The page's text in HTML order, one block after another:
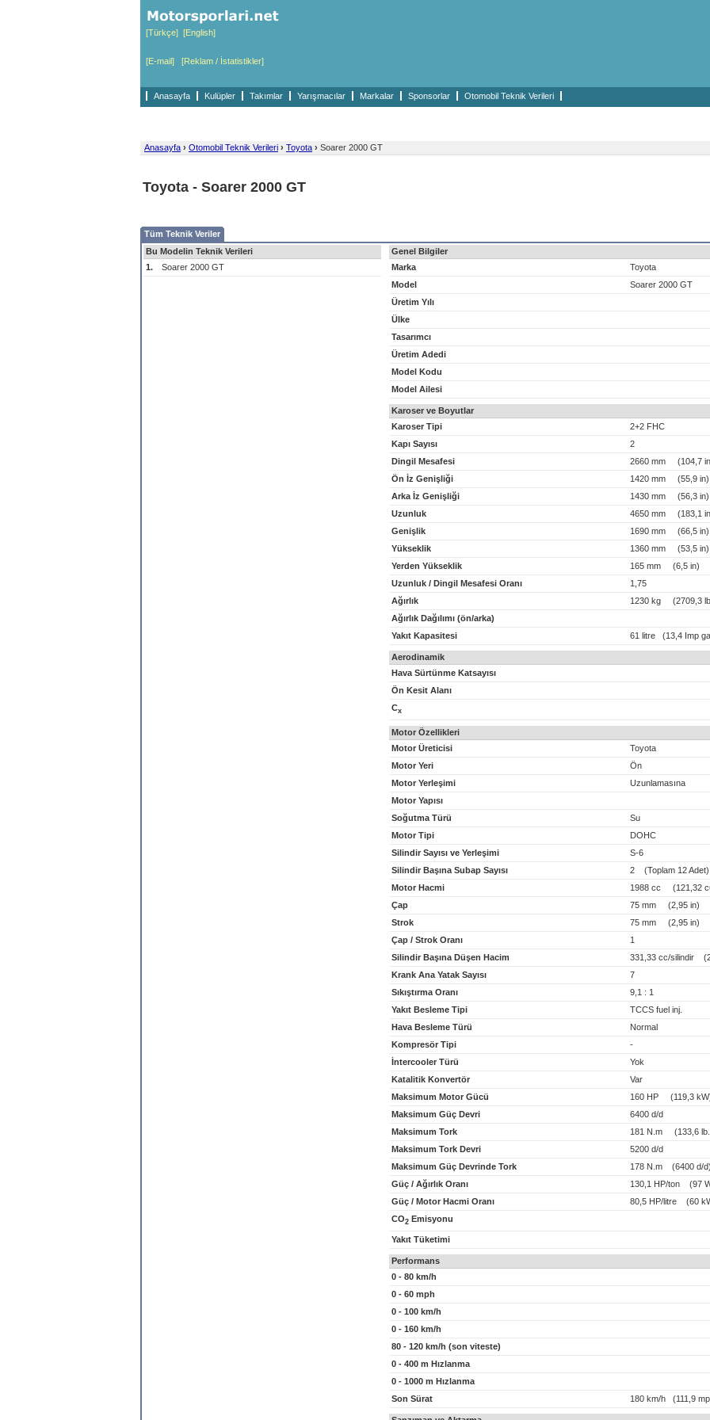
[Türkçe] [English]
[E-mail] [Reklam / İstatistikler]
Anasayfa Kulüpler Takımlar Yarışmacılar Markalar Sponsorlar Otomobil Teknik Verileri
Anasayfa › Otomobil Teknik Verileri › Toyota › Soarer 2000 GT
Toyota - Soarer 2000 GT
Tüm Teknik Veriler
Bu Modelin Teknik Verileri
1.
Soarer 2000 GT
Genel Bilgiler
Marka
Toyota
Model
Soarer 2000 GT
Üretim Yılı
Ülke
Tasarımcı
Üretim Adedi
Model Kodu
Model Ailesi
Karoser ve Boyutlar
Karoser Tipi
2+2 FHC
Kapı Sayısı
2
Dingil Mesafesi
2660 mm (104,7
Ön İz Genişliği
1420 mm (55,9 in)
Arka İz Genişliği
1430 mm (56,3 in)
Uzunluk
4650 mm (183,1
Genişlik
1690 mm (66,5 in)
Yükseklik
1360 mm (53,5 in)
Yerden Yükseklik
165 mm (6,5 in)
Uzunluk / Dingil Mesafesi Oranı
1,75
Ağırlık
1230 kg (2709,3
Ağırlık Dağılımı (ön/arka)
Yakıt Kapasitesi
61 litre (13,4 Imp
Aerodinamik
Hava Sürtünme Katsayısı
Ön Kesit Alanı
Cx
Motor Özellikleri
Motor Üreticisi
Toyota
Motor Yeri
Ön
Motor Yerleşimi
Uzunlamasına
Motor Yapısı
Soğutma Türü
Su
Motor Tipi
DOHC
Silindir Sayısı ve Yerleşimi
S-6
Silindir Başına Subap Sayısı
2 (Toplam 12 Adet)
Motor Hacmi
1988 cc (121,32
Çap
75 mm (2,95 in)
Strok
75 mm (2,95 in)
Çap / Strok Oranı
1
Silindir Başına Düşen Hacim
331,33 cc/silindir
Krank Ana Yatak Sayısı
7
Sıkıştırma Oranı
9,1 : 1
Yakıt Besleme Tipi
TCCS fuel inj.
Hava Besleme Türü
Normal
Kompresör Tipi
-
İntercooler Türü
Yok
Katalitik Konvertör
Var
Maksimum Motor Gücü
160 HP (119,3
Maksimum Güç Devri
6400 d/d
Maksimum Tork
181 N.m (133,6
Maksimum Tork Devri
5200 d/d
Maksimum Güç Devrinde Tork
178 N.m (6400 d/d)
Güç / Ağırlık Oranı
130,1 HP/ton (97
Güç / Motor Hacmi Oranı
80,5 HP/litre (60
CO2 Emisyonu
Yakıt Tüketimi
Performans
0 - 80 km/h
0 - 60 mph
0 - 100 km/h
0 - 160 km/h
80 - 120 km/h (son viteste)
0 - 400 m Hızlanma
0 - 1000 m Hızlanma
Son Sürat
180 km/h (111,9